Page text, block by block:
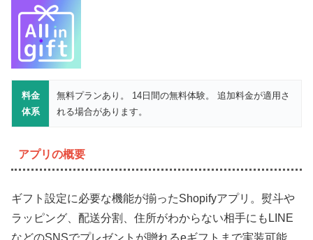
料金
体系
無料プランあり。 14日間の無料体験。 追加料金が適用さ
れる場合があります。
アプリの概要
ギフト設定に必要な機能が揃ったShopifyアプリ。熨斗や
ラッピング、配送分割、住所がわからない相手にもLINE
などのSNSでプレゼントが贈れるeギフトまで実装可能。